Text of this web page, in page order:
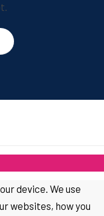
device. We use
websites, how you